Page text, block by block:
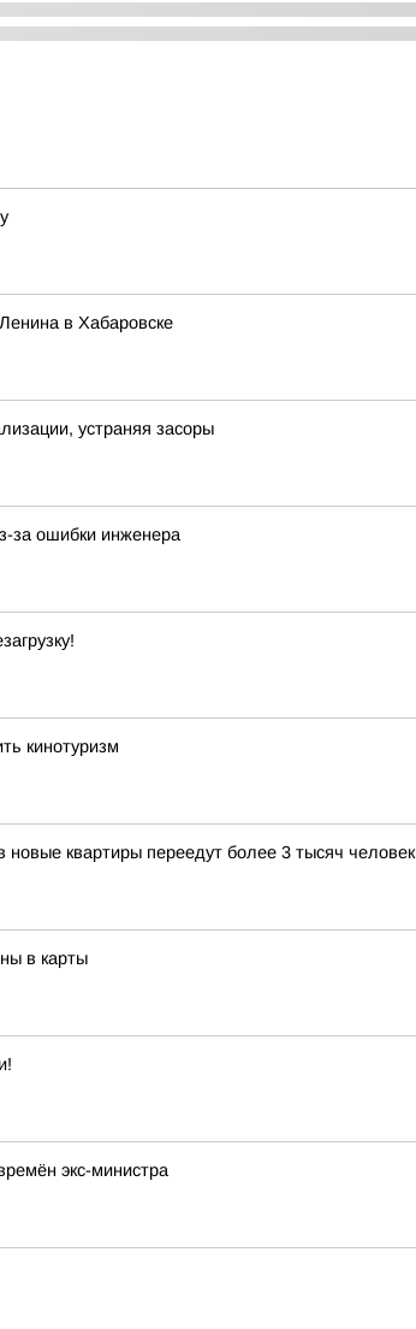
в Хабаровске
устраняя засоры
за ошибки инженера
кинотуризм
новые квартиры переедут более 3 тысяч человек
в карты
экс-министра